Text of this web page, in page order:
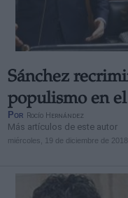
Sánchez
populismo en
Por Rocío Hernández
Más artículos de este autor
miércoles, 19 de diciembre de 2018